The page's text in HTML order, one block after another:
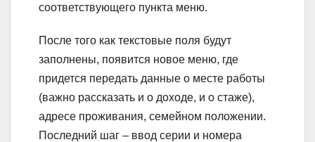
соответствующего пункта меню.
После того как текстовые поля будут
заполнены, появится новое меню, где
придется передать данные о месте работы
(важно рассказать и о доходе, и о стаже),
адресе проживания, семейном положении.
Последний шаг – ввод серии и номера